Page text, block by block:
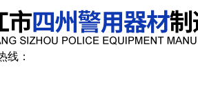
线：